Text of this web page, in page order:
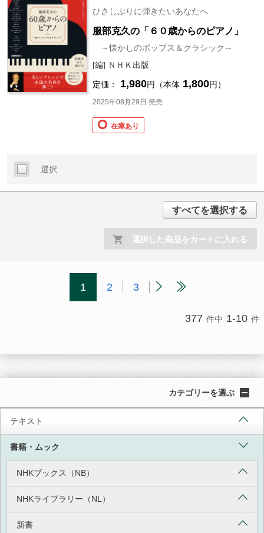
ひさしぶりに弾きたいあなたへ
服部克久の「６０歳からのピアノ」
～懐かしのポップス＆クラシック～
[編] ＮＨＫ出版
定価： 1,980円（本体 1,800円）
2025年08月29日 発売
在庫あり
選択
すべてを選択する
選択した商品をカートに入れる
1 2 3
377 件中 1-10 件
カテゴリーを選ぶ
テキスト
書籍・ムック
NHKブックス（NB）
NHKライブラリー（NL）
新書